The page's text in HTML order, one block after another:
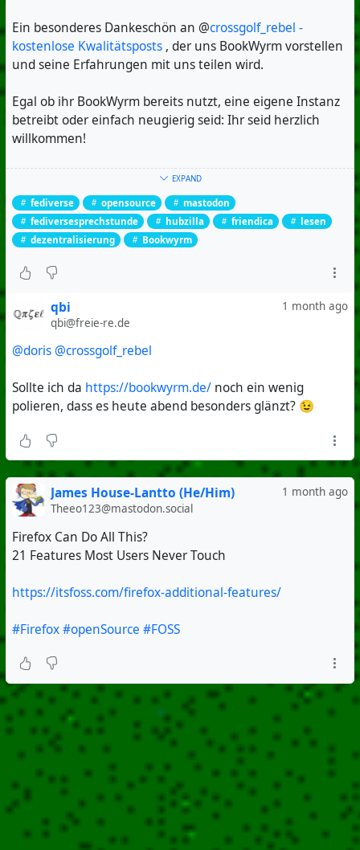
Ein besonderes Dankeschön an @crossgolf_rebel -
kostenlose Kwalitätsposts , der uns BookWyrm vorstellen
und seine Erfahrungen mit uns teilen wird.
Egal ob ihr BookWyrm bereits nutzt, eine eigene Instanz
betreibt oder einfach neugierig seid: Ihr seid herzlich
willkommen!
📚 Erfahrungen austauschen
🌱 Neues entdecken
🌐 Das Fediverse gemeinsam stärken
Wir freuen uns auf viele Teilnehmende und einen
💡 Mehr Miteinander statt Gegeneinander.
Bis heute Abend!
zum
Konferenzraum
#Fediverse#BookWyrm #Friendica#Mastodon# Hubzilla
Lesen#
FediverseSprechstunde
EXPAND
fediverse opensource
mastodon
fediversesprechstunde
hubzilla friendica
lesen
dezentralisierung
Bookwyrm
1 month ago
qbi
qbi@freie-re.de
@doris @crossgolf_rebel
Sollte ich da https://bookwyrm.de/ noch ein wenig
polieren, dass es heute abend besonders glänzt? 😉
1 month ago
James House-Lantto (He/Him)
Theeo123@mastodon.social
Firefox Can Do All This?
21 Features Most Users Never Touch
https://itsfoss.com/firefox-additional-features/
#Firefox#openSource #FOSS